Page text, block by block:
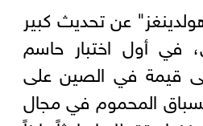
عن تحديث كبير
في أول اختبار حاسم
قيمة في الصين على
المحموم في مجال